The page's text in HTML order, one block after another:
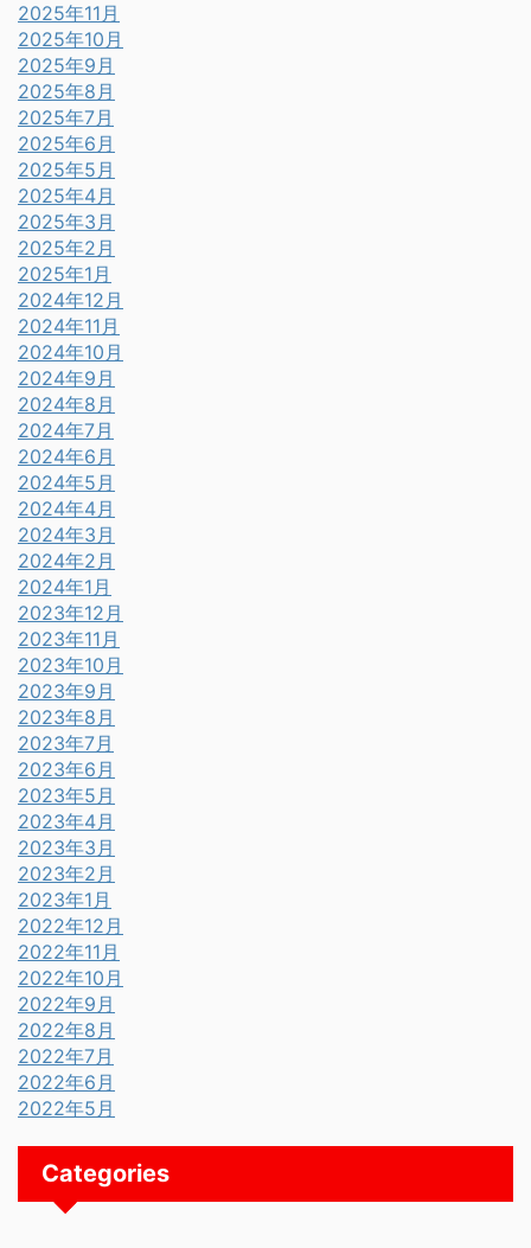
2025年11月
2025年10月
2025年9月
2025年8月
2025年7月
2025年6月
2025年5月
2025年4月
2025年3月
2025年2月
2025年1月
2024年12月
2024年11月
2024年10月
2024年9月
2024年8月
2024年7月
2024年6月
2024年5月
2024年4月
2024年3月
2024年2月
2024年1月
2023年12月
2023年11月
2023年10月
2023年9月
2023年8月
2023年7月
2023年6月
2023年5月
2023年4月
2023年3月
2023年2月
2023年1月
2022年12月
2022年11月
2022年10月
2022年9月
2022年8月
2022年7月
2022年6月
2022年5月
Categories